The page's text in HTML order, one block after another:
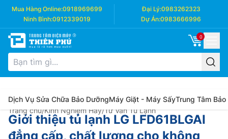
Mua Hàng Online:0918969699 Đại Lý:0983262323
Ninh Bình:0912339019 Dự Án:0983666996
0
Dịch Vụ Sửa Chữa Bảo DưỡngMáy Giặt - Máy SấyTrung Tâm Bảo
Trang chủ/Kinh Nghiệm Hay/Tư Vấn Tủ Lạnh
Giới thiệu tủ lạnh LG LFD61BLGAI
đẳng cấp, chất lượng cho không